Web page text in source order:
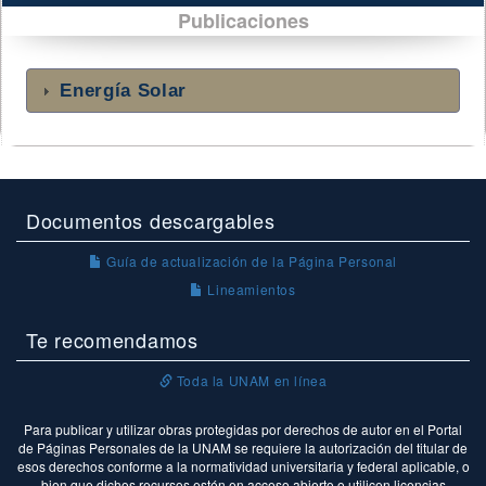
Publicaciones
Energía Solar
Documentos descargables
Guía de actualización de la Página Personal
Lineamientos
Te recomendamos
Toda la UNAM en línea
Para publicar y utilizar obras protegidas por derechos de autor en el Portal
de Páginas Personales de la UNAM se requiere la autorización del titular de
esos derechos conforme a la normatividad universitaria y federal aplicable, o